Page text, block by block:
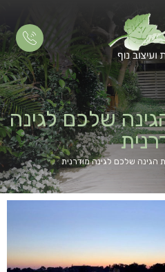
שלכם לגינה
הגינה שלכם לגינה מודרנית